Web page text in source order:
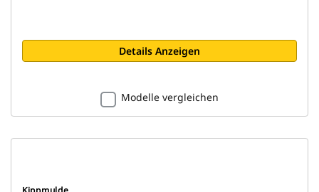
Details Anzeigen
Modelle vergleichen